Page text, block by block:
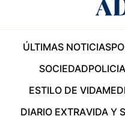
ÚLTIMAS NOTICIAS
SOCIEDAD
ESTILO DE VIDA
DIARIO EXTRAVIDA Y